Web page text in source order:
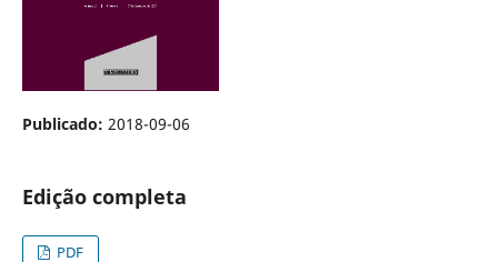
Publicado: 2018-09-06
Edição completa
PDF